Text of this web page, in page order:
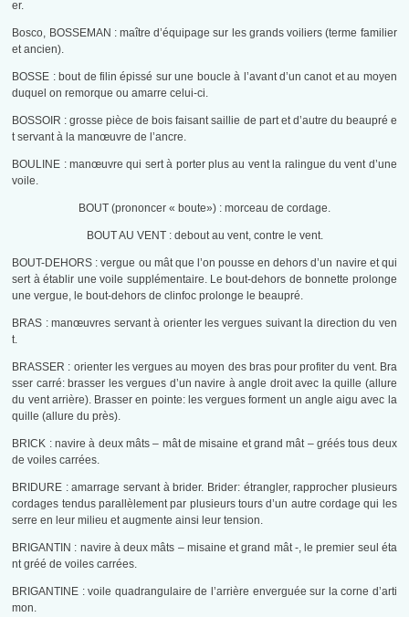
er.
Bosco, BOSSEMAN : maître d’équipage sur les grands voiliers (terme familier
et ancien).
BOSSE : bout de filin épissé sur une boucle à l’avant d’un canot et au moyen
duquel on remorque ou amarre celui-ci.
BOSSOIR : grosse pièce de bois faisant saillie de part et d’autre du beaupré e
t servant à la manœuvre de l’ancre.
BOULINE : manœuvre qui sert à porter plus au vent la ralingue du vent d’une
voile.
BOUT (prononcer « boute») : morceau de cordage.
BOUT AU VENT : debout au vent, contre le vent.
BOUT-DEHORS : vergue ou mât que l’on pousse en dehors d’un navire et qui
sert à établir une voile supplémentaire. Le bout-dehors de bonnette prolonge
une vergue, le bout-dehors de clinfoc prolonge le beaupré.
BRAS : manœuvres servant à orienter les vergues suivant la direction du ven
t.
BRASSER : orienter les vergues au moyen des bras pour profiter du vent. Bra
sser carré: brasser les vergues d’un navire à angle droit avec la quille (allure
du vent arrière). Brasser en pointe: les vergues forment un angle aigu avec la
quille (allure du près).
BRICK : navire à deux mâts – mât de misaine et grand mât – gréés tous deux
de voiles carrées.
BRIDURE : amarrage servant à brider. Brider: étrangler, rapprocher plusieurs
cordages tendus parallèlement par plusieurs tours d’un autre cordage qui les
serre en leur milieu et augmente ainsi leur tension.
BRIGANTIN : navire à deux mâts – misaine et grand mât -, le premier seul éta
nt gréé de voiles carrées.
BRIGANTINE : voile quadrangulaire de l’arrière enverguée sur la corne d’arti
mon.